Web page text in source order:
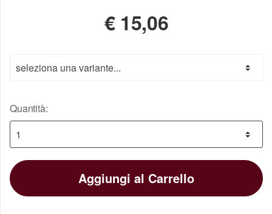
€ 15,06
Quantità:
Aggiungi al Carrello